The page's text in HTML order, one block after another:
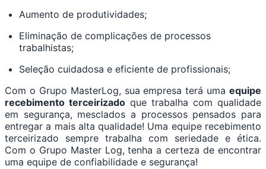
Aumento de produtividades;
Eliminação de complicações de processos
trabalhistas;
Seleção cuidadosa e eficiente de profissionais;
Com o Grupo MasterLog, sua empresa terá uma equipe
recebimento terceirizado que trabalha com qualidade
em segurança, mesclados a processos pensados para
entregar a mais alta qualidade! Uma equipe recebimento
terceirizado sempre trabalha com seriedade e ética.
Com o Grupo Master Log, tenha a certeza de encontrar
uma equipe de confiabilidade e segurança!